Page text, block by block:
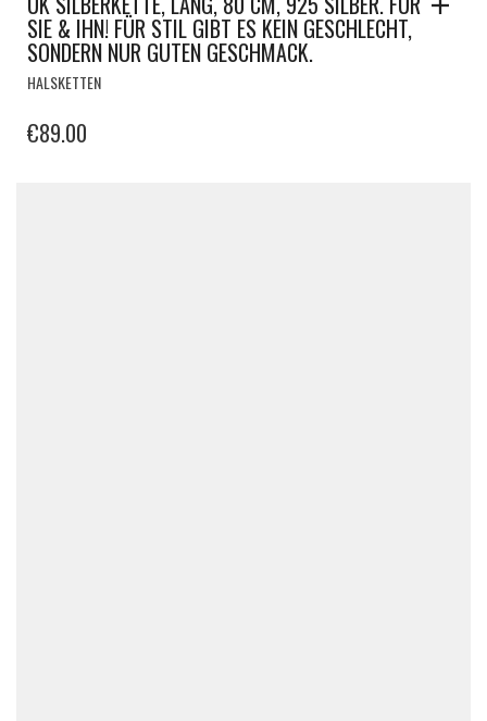
SIE & IHN! FÜR STIL GIBT ES KEIN GESCHLECHT,
SONDERN NUR GUTEN GESCHMACK.
HALSKETTEN
€89.00